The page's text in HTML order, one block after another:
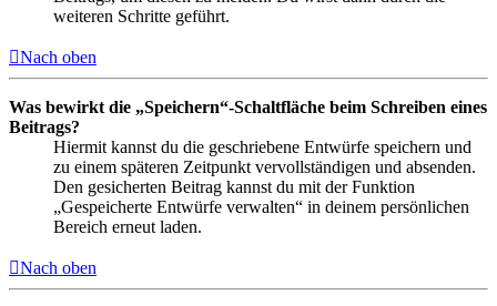
weiteren Schritte geführt.
Nach oben
Was bewirkt die „Speichern“-Schaltfläche beim Schreiben eines
Beitrags?
Hiermit kannst du die geschriebene Entwürfe speichern und
zu einem späteren Zeitpunkt vervollständigen und absenden.
Den gesicherten Beitrag kannst du mit der Funktion
„Gespeicherte Entwürfe verwalten“ in deinem persönlichen
Bereich erneut laden.
Nach oben